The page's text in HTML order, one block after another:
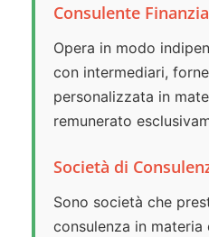
Consulente
Opera in modo
con intermediari,
personalizzata in
remunerato
Società di
Sono società che
consulenza in